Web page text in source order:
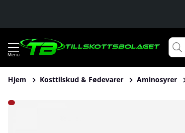
Hjem Kosttilskud & Fødevarer Aminosyrer
Produktbilleder Swedish Supplements AAKG, 250 g